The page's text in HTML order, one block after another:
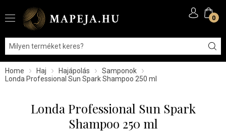
0
Home Haj Hajápolás
Samponok
Londa Professional Sun Spark Shampoo 250 ml
Londa Professional Sun Spark
Shampoo 250 ml